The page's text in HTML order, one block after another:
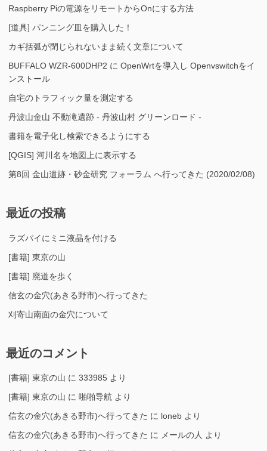
Raspberry Piの電源をリモートからOnにする方法
[道具] パンニング皿を購入した！
カギ括弧が閉じられないまま続く文章について
BUFFALO WZR-600DHP2 に OpenWrtを導入し Openvswitchをイ
ンストール
自宅のトラフィック量を測定する
丹波山金山 不動滝遺跡 - 丹波山村 グリーンロード -
書籍を電子化し検索できるようにする
[QGIS] 河川名を地図上に表示する
第8回 金山遺跡・砂金研究 フォーラム へ行ってきた (2020/02/08)
最近の投稿
ラズパイにミニ液晶を付ける
[書籍] 東京の山
[書籍] 廃道を歩く
信玄の金穴(あきる野市)へ行ってきた
刈寄山南面の金穴について
最近のコメント
[書籍] 東京の山 に 333985 より
[書籍] 東京の山 に 啪啪导航 より
信玄の金穴(あきる野市)へ行ってきた に loneb より
信玄の金穴(あきる野市)へ行ってきた に メールの人 より